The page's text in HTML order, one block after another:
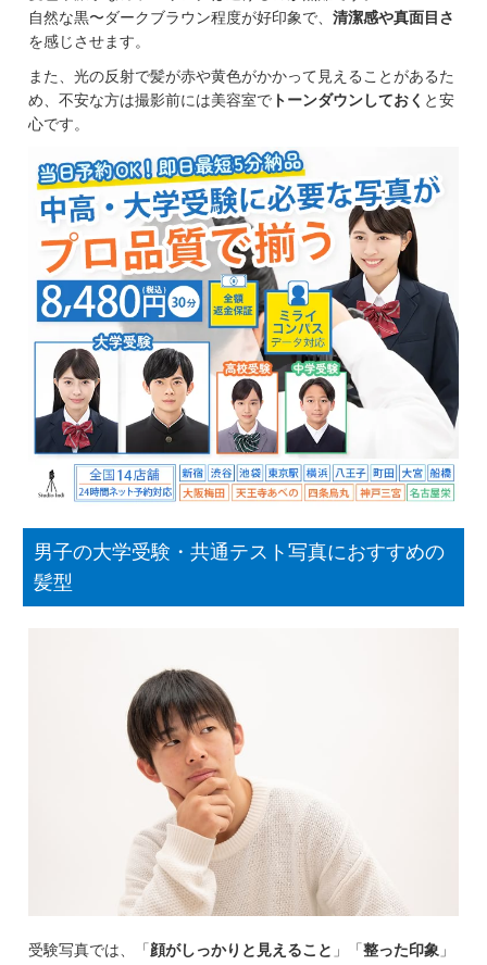
自然な黒〜ダークブラウン程度が好印象で、 清潔感や真面目さ
を感じさせます。
また、光の反射で髪が赤や黄色がかかって見えることがあるた
め、不安な方は撮影前には美容室でトーンダウンしておく と安
心です。
男子の大学受験・共通テスト写真におすすめの
髪型
受験写真では、「顔がしっかりと見えること 」「整った印象 」